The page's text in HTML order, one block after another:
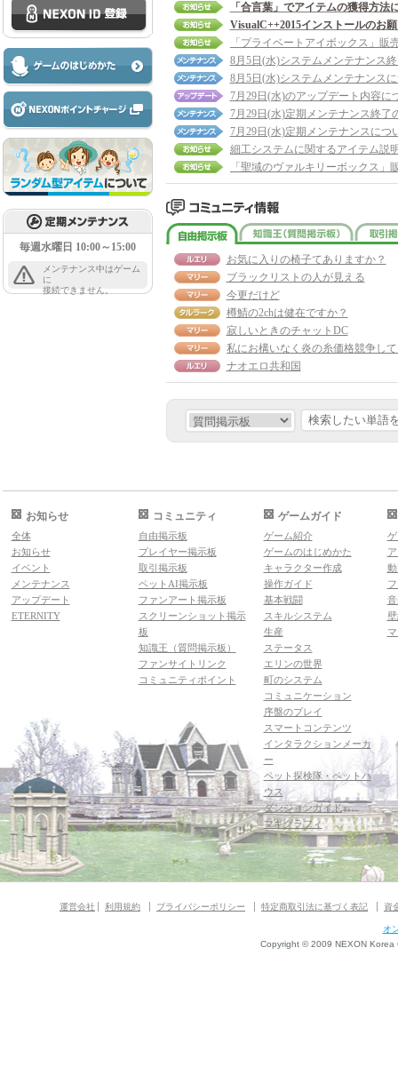
毎週水曜日 10:00～15:00
メンテナンス中はゲーム
に
接続できません。
「合言葉」でアイテムの獲得方法
VisualC++2015インストールのお
8月5日(水)システムメンテナンス
8月5日(水)システムメンテナンス
7月29日(水)のアップデート内容に
7月29日(水)定期メンテナンス終了
7月29日(水)定期メンテナンスにつ
細工システムに関するアイテム説
自由掲示板 知識
お気に入りの椅子てありますか？
ブラックリストの人が見える
今更だけど
樽鯖の2chは健在ですか？
寂しいときのチャットDC
ナオエロ共和国
お知らせ
全体
お知らせ
イベント
メンテナンス
アップデート
ETERNITY
コミュニティ
自由掲示板
プレイヤー掲示板
取引掲示板
ペットAI掲示板
ファンアート掲示板
スクリーンショット掲示
板
知識王（質問掲示板）
ファンサイトリンク
コミュニティポイント
ゲームガイド
ゲーム紹介
ゲームのはじめかた
キャラクター作成
操作ガイド
基本戦闘
スキルシステム
生産
ステータス
エリンの世界
町のシステム
コミュニケーション
序盤のプレイ
スマートコンテンツ
インタラクションメーカ
ー
ペット探検隊・ペットハ
ウス
ダンジョンガイド
マギグラフィ
運営会社 利用規約 プライバシーポリシー 特定商取引法に基づく表記 資
オ
Copyright © 2009 NEXON Korea